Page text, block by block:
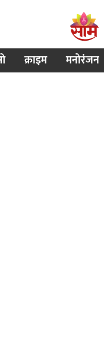
क्राइम मनोरंजन